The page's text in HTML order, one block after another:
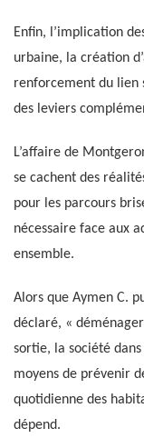
Enfin, l’implication
urbaine, la création
renforcement du lien
des leviers
L’affaire de
se cachent des
pour les parcours
nécessaire face aux
ensemble.
Alors que Aymen C.
déclaré, «
sortie, la société
moyens de prévenir
quotidienne des
dépend.